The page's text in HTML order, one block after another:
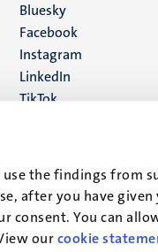
the findings from
after you have
consent. You can
ourcookie
Social
media
Bluesky
Facebook
Instagram
LinkedIn
TikTok